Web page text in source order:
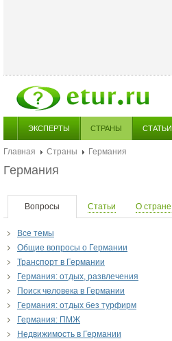
ЭКСПЕРТЫ СТРАНЫ СТАТЬИ
Главная Страны
Германия
Германия
Вопросы Статьи О стране
Все темы
Общие вопросы о Германии
Транспорт в Германии
Германия: отдых, развлечения
Поиск человека в Германии
Германия: отдых без турфирм
Германия: ПМЖ
Недвижимость в Германии